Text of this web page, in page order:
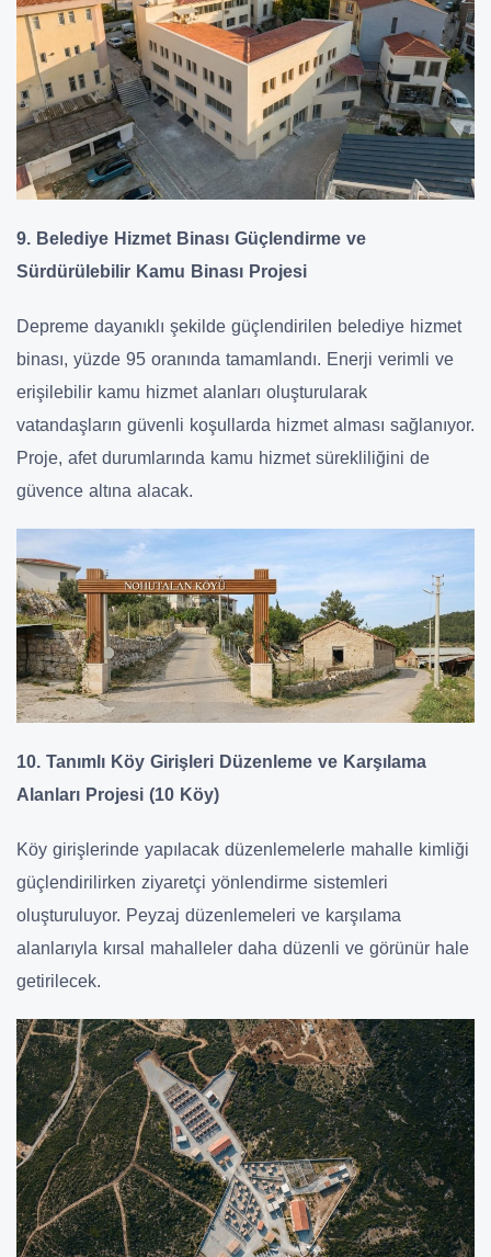
9. Belediye Hizmet Binası Güçlendirme ve
Sürdürülebilir Kamu Binası Projesi
Depreme dayanıklı şekilde güçlendirilen belediye hizmet
binası, yüzde 95 oranında tamamlandı. Enerji verimli ve
erişilebilir kamu hizmet alanları oluşturularak
vatandaşların güvenli koşullarda hizmet alması sağlanıyor.
Proje, afet durumlarında kamu hizmet sürekliliğini de
güvence altına alacak.
10. Tanımlı Köy Girişleri Düzenleme ve Karşılama
Alanları Projesi (10 Köy)
Köy girişlerinde yapılacak düzenlemelerle mahalle kimliği
güçlendirilirken ziyaretçi yönlendirme sistemleri
oluşturuluyor. Peyzaj düzenlemeleri ve karşılama
alanlarıyla kırsal mahalleler daha düzenli ve görünür hale
getirilecek.